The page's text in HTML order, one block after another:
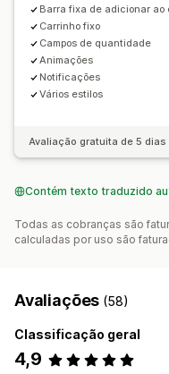
Barra fixa de adicionar ao
Carrinho fixo
Campos de quantidade
Animações
Notificações
Vários estilos
Avaliação gratuita de 5 dias
Contém texto traduzido
Todas as cobranças são
calculadas por uso são
Avaliações (58)
Classificação geral
4,9